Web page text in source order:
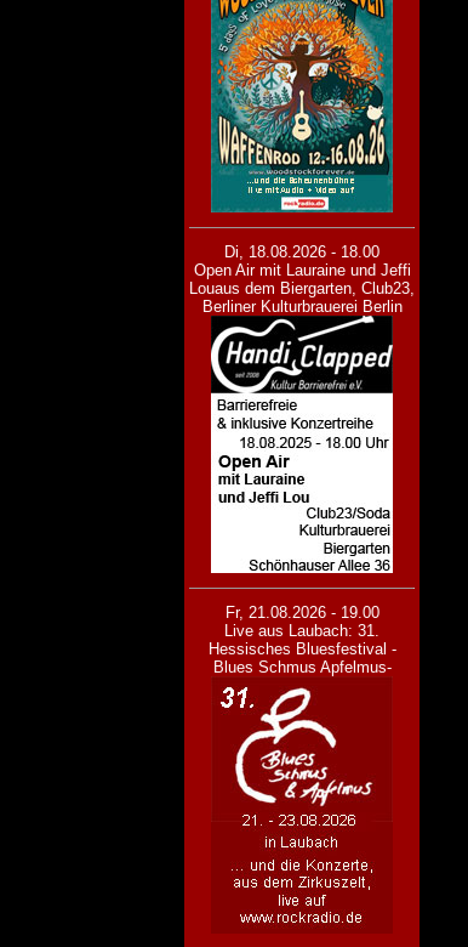
Di, 18.08.2026 - 18.00
Open Air mit Lauraine und Jeffi
Louaus dem Biergarten, Club23,
Berliner Kulturbrauerei Berlin
Fr, 21.08.2026 - 19.00
Live aus Laubach: 31.
Hessisches Bluesfestival -
Blues Schmus Apfelmus-